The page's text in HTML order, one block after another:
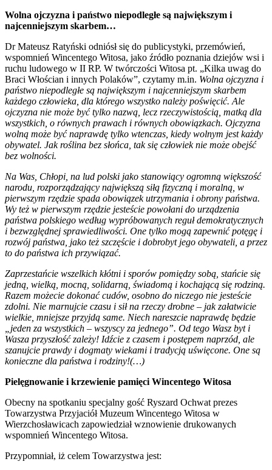
Wolna ojczyzna i państwo niepodległe są największym i
najcenniejszym skarbem…
Dr Mateusz Ratyński odniósł się do publicystyki, przemówień,
wspomnień Wincentego Witosa, jako źródło poznania dziejów wsi i
ruchu ludowego w II RP. W twórczości Witosa pt. „Kilka uwag do
Braci Włościan i innych Polaków”, czytamy m.in. Wolna ojczyzna i
państwo niepodległe są największym i najcenniejszym skarbem
każdego człowieka, dla którego wszystko należy poświęcić. Ale
ojczyzna nie może być tylko nazwą, lecz rzeczywistością, matką dla
wszystkich, o równych prawach i równych obowiązkach. Ojczyzna
wolną może być naprawdę tylko wtenczas, kiedy wolnym jest każdy
obywatel. Jak roślina bez słońca, tak się człowiek nie może obejść
bez wolności.
Na Was, Chłopi, na lud polski jako stanowiący ogromną większość
narodu, rozporządzający największą siłą fizyczną i moralną, w
pierwszym rzędzie spada obowiązek utrzymania i obrony państwa.
Wy też w pierwszym rzędzie jesteście powołani do urządzenia
państwa polskiego według wypróbowanych reguł demokratycznych
i bezwzględnej sprawiedliwości. One tylko mogą zapewnić potęgę i
rozwój państwa, jako też szczęście i dobrobyt jego obywateli, a przez
to do państwa ich przywiązać.
Zaprzestańcie wszelkich kłótni i sporów pomiędzy sobą, stańcie się
jedną, wielką, mocną, solidarną, świadomą i kochającą się rodziną.
Razem możecie dokonać cudów, osobno do niczego nie jesteście
zdolni. Nie marnujcie czasu i sił na rzeczy drobne – jak załatwicie
wielkie, mniejsze przyjdą same. Niech nareszcie naprawdę będzie
„jeden za wszystkich – wszyscy za jednego”. Od tego Wasz byt i
Wasza przyszłość zależy! Idźcie z czasem i postępem naprzód, ale
szanujcie prawdy i dogmaty wiekami i tradycją uświęcone. One są
konieczne dla państwa i rodziny!(…)
Pielęgnowanie i krzewienie pamięci Wincentego Witosa
Obecny na spotkaniu specjalny gość Ryszard Ochwat prezes
Towarzystwa Przyjaciół Muzeum Wincentego Witosa w
Wierzchosławicach zapowiedział wznowienie drukowanych
wspomnień Wincentego Witosa.
Przypomniał, iż celem Towarzystwa jest: